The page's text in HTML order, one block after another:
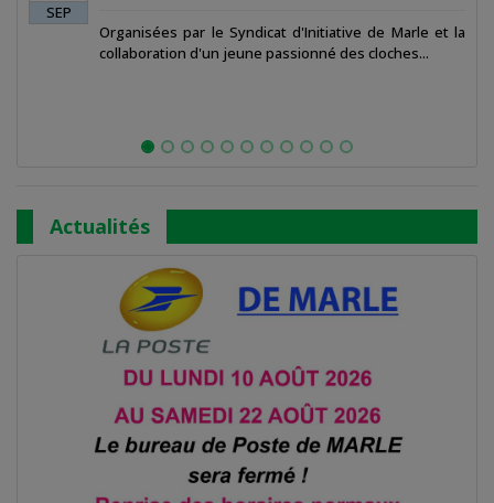
d'Initiative de Marle et la
passionné des cloches...
Organisé par le MOTO-
Actualités